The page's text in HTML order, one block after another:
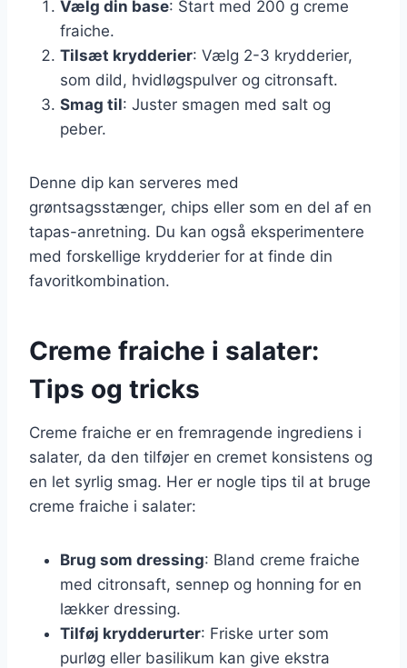
Vælg din base: Start med 200 g creme
fraiche.
Tilsæt krydderier: Vælg 2-3 krydderier,
som dild, hvidløgspulver og citronsaft.
Smag til: Juster smagen med salt og
peber.
Denne dip kan serveres med
grøntsagsstænger, chips eller som en del af en
tapas-anretning. Du kan også eksperimentere
med forskellige krydderier for at finde din
favoritkombination.
Creme fraiche i salater:
Tips og tricks
Creme fraiche er en fremragende ingrediens i
salater, da den tilføjer en cremet konsistens og
en let syrlig smag. Her er nogle tips til at bruge
creme fraiche i salater:
Brug som dressing: Bland creme fraiche
med citronsaft, sennep og honning for en
lækker dressing.
Tilføj krydderurter: Friske urter som
purløg eller basilikum kan give ekstra